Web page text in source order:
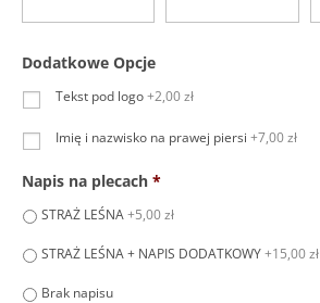
Dodatkowe Opcje
Tekst pod logo+2,00 zł
Imię i nazwisko na prawej piersi +7,00 zł
Napis na plecach *
STRAŻ LEŚNA+5,00 zł
STRAŻ LEŚNA + NAPIS DODATKOWY+15,00 zł
Brak napisu